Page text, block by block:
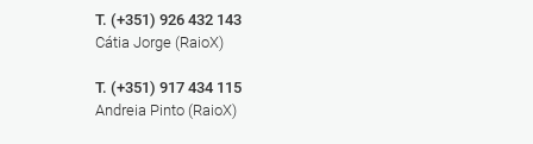
T. (+351) 926 432 143
Cátia Jorge (RaioX)
T. (+351) 917 434 115
Andreia Pinto (RaioX)